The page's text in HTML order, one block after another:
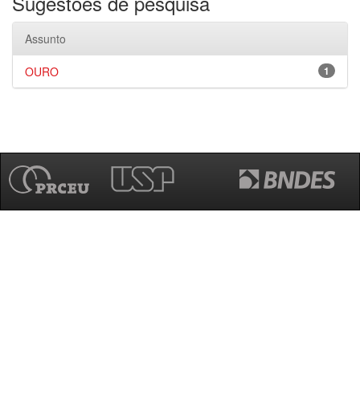
Assunto
1
OURO